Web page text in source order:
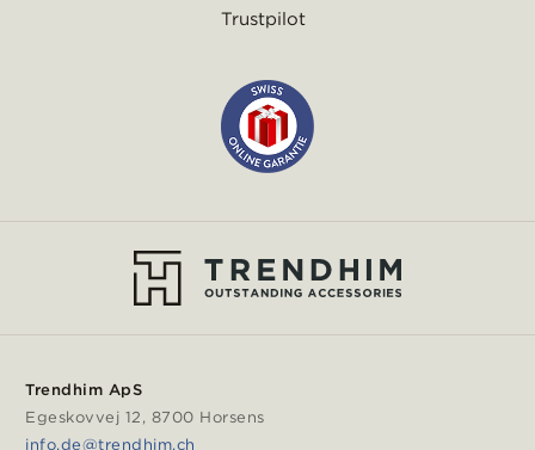
Trustpilot
Trendhim ApS
Egeskovvej 12, 8700 Horsens
info.de@trendhim.ch